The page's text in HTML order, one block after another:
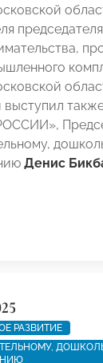
выступил
Денис
РАЗВИТИЕ